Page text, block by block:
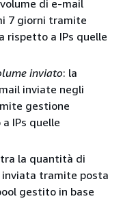
di e-mail
7 giorni tramite
rispetto a IPs quelle
inviato: la
inviate negli
gestione
IPs quelle
la quantità di
tramite posta
gestito in base